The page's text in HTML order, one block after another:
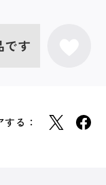
です
する：